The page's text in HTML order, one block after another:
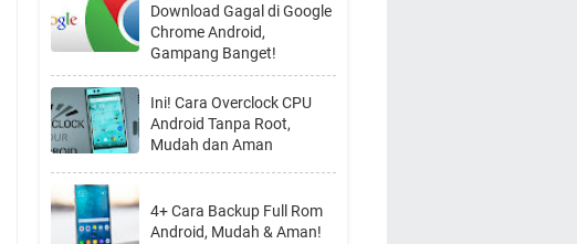
Download Gagal di Google
Chrome Android,
Gampang Banget!
Ini! Cara Overclock CPU
Android Tanpa Root,
Mudah dan Aman
4+ Cara Backup Full Rom
Android, Mudah & Aman!